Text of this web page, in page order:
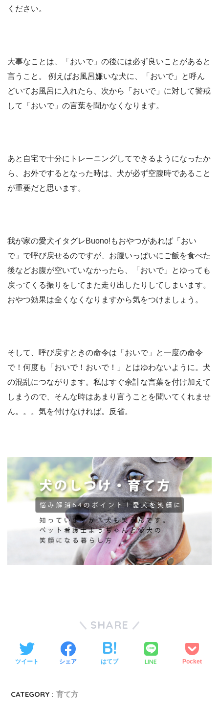
ください。
大事なことは、「おいで」の後には必ず良いことがあると
言うこと。 例えばお風呂嫌いな犬に、「おいで」と呼ん
どいてお風呂に入れたら、次から「おいで」に対して警戒
して「おいで」の言葉を聞かなくなります。
あと自宅で十分にトレーニングしてできるようになったか
ら、お外でするとなった時は、犬が必ず空腹時であること
が重要だと思います。
我が家の愛犬イタグレBuono!もおやつがあれば「おい
で」で呼び戻せるのですが、お腹いっぱいにご飯を食べた
後などお腹が空いていなかったら、「おいで」とゆっても
戻ってくる振りをしてまた走り出したりしてしまいます。
おやつ効果は全くなくなりますから気をつけましょう。
そして、呼び戻すときの命令は「おいで」と一度の命令
で！何度も「おいで！おいで！」とはゆわないように。犬
の混乱につながります。私はすぐ余計な言葉を付け加えて
しまうので、そんな時はあまり言うことを聞いてくれませ
ん。。。気を付けなければ。反省。
SHARE
ツイート シェア はてブ LINE Pocket
CATEGORY : 育て方